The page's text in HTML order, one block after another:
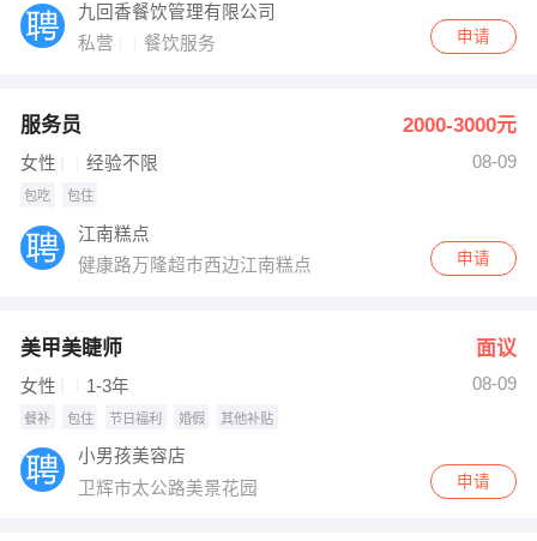
九回香餐饮管理有限公司
私营
餐饮服务 申请
服务员 2000-3000元
女性 经验不限 08-09
包吃 包住
江南糕点
健康路万隆超市西边江南糕点
申请
美甲美睫师 面议
女性 1-3年 08-09
餐补 包住 节日福利 婚假 其他补贴
小男孩美容店
卫辉市太公路美景花园
申请